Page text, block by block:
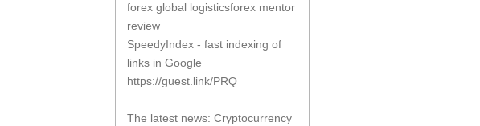
forex global logisticsforex mentor
review
SpeedyIndex - fast indexing of
links in Google
https://guest.link/PRQ
The latest news: Cryptocurrency